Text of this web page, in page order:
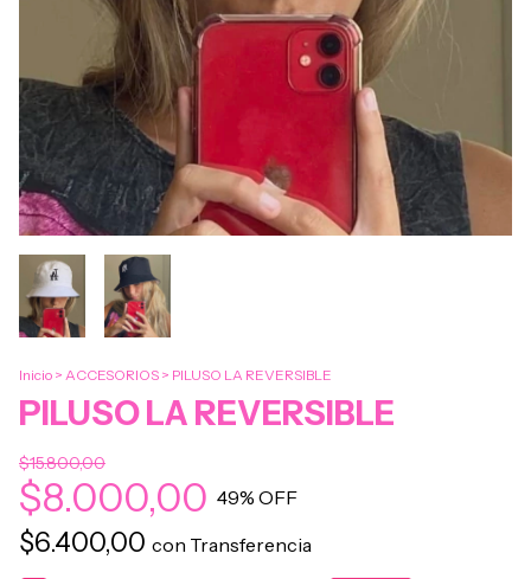
Inicio > ACCESORIOS > PILUSO LA REVERSIBLE
PILUSO LA REVERSIBLE
$15.800,00
$8.000,00 49% OFF
$6.400,00 con Transferencia